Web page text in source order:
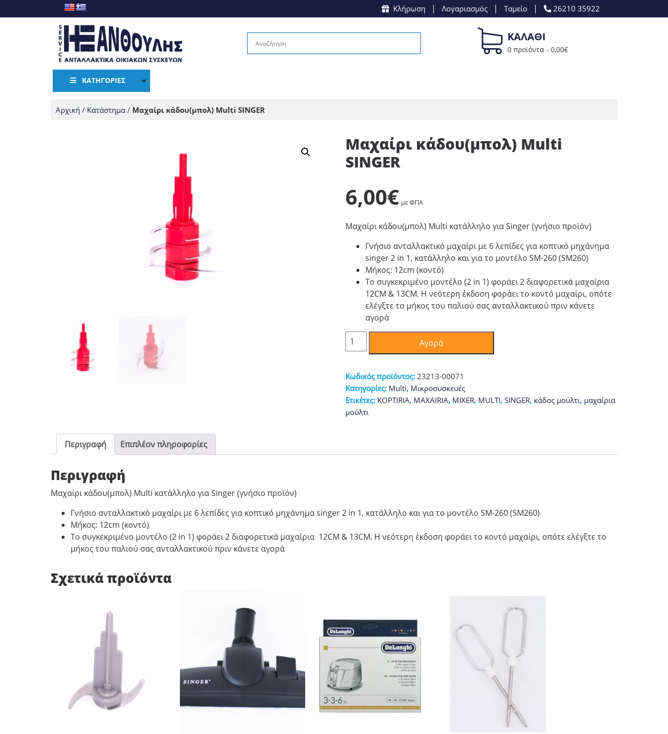
Κλήρωση | Λογαριασμός | Ταμείο | 26210 35922
ΚΑΛΑΘΙ
0 προϊόντα - 0,00€
ΚΑΤΗΓΟΡΊΕΣ
Αρχική / Κατάστημα / Μαχαίρι κάδου(μπολ) Multi SINGER
Μαχαίρι κάδου(μπολ) Multi
SINGER
6,00€ με ΦΠΑ
Μαχαίρι κάδου(μπoλ) Multi κατάλληλο για Singer (γνήσιο προϊόν)
Γνήσιο ανταλλακτικό μαχαίρι με 6 λεπίδες για κοπτικό μηχάνημα
singer 2 in 1, κατάλληλο και για το μοντέλο SM-260 (SM260)
Μήκος: 12cm (κοντό)
Το συγκεκριμένο μοντέλο (2 in 1) φοράει 2 διαφορετικά μαχαίρια
12CM & 13CM. Η νεότερη έκδοση φοράει το κοντό μαχαίρι, οπότε
ελέγξτε το μήκος του παλιού σας ανταλλακτικού πριν κάνετε
αγορά
Μαχαίρι
κάδου(μπολ)
SINGER
ποσότητα
Αγορά
Κωδικός προϊόντος: 23213-00071
Κατηγορίες: Multi, Μικροσυσκευές
Ετικέτες: KOPTIRIA, MAXAIRIA, MIXER, MULTI, SINGER, κάδος μούλτι, μαχαίρια
μούλτι
Περιγραφή Επιπλέον πληροφορίες
Περιγραφή
Μαχαίρι κάδου(μπoλ) Multi κατάλληλο για Singer (γνήσιο προϊόν)
Γνήσιο ανταλλακτικό μαχαίρι με 6 λεπίδες για κοπτικό μηχάνημα singer 2 in 1, κατάλληλο και για το μοντέλο SM-260 (SM260)
Μήκος: 12cm (κοντό)
Το συγκεκριμένο μοντέλο (2 in 1) φοράει 2 διαφορετικά μαχαίρια 12CM & 13CM. Η νεότερη έκδοση φοράει το κοντό μαχαίρι, οπότε ελέγξτε το
μήκος του παλιού σας ανταλλακτικού πριν κάνετε αγορά
Σχετικά προϊόντα